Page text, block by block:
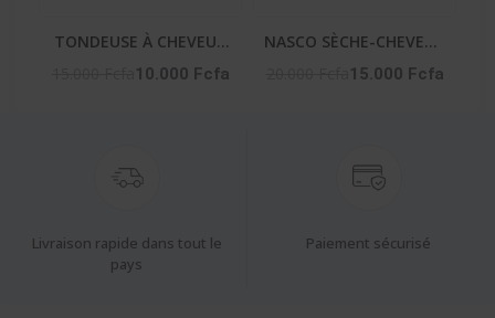
TONDEUSE À CHEVEUX
HOMME – NA-2651
10.000 Fcfa
NASCO SÈCHE-CHEVEUX
– NA-5314
15.000 Fcfa
Livraison rapide dans tout le
pays
Paiement sécurisé